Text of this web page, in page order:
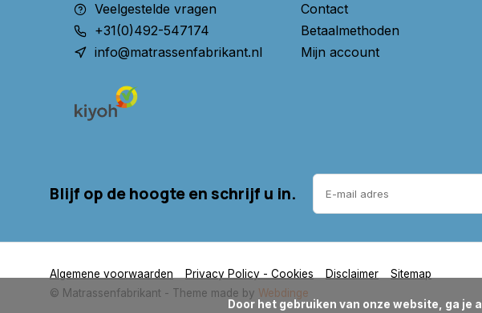
Veelgestelde vragen
+31(0)492-547174
info@matrassenfabrikant.nl
Contact
Betaalmethoden
Mijn account
Blijf op de hoogte en schrijf u in.
Algemene voorwaarden Privacy Policy - Cookies Disclaimer
Sitemap
© Matrassenfabrikant - Theme made by Webdinge